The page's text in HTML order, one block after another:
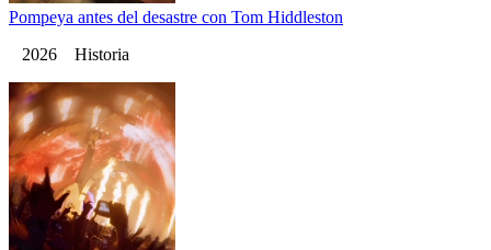
Pompeya antes del desastre con Tom Hiddleston
2026 Historia